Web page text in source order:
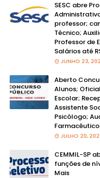
SESC abre
professor;
Técnico;
Professor de
Salários até
JUNHO 23,
Aberto
Alunos;
Escolar;
Assistente
Psicólogo;
JULHO 20,
CEMMIL-SP
funções de
Mais